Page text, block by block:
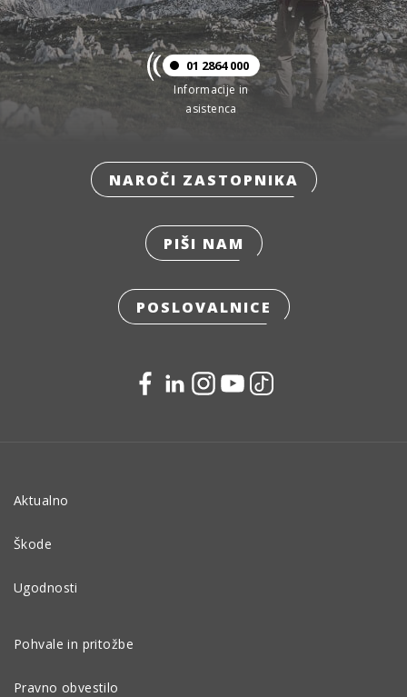
01 2864 000
Informacije in
asistenca
NAROČI ZASTOPNIKA
PIŠI NAM
POSLOVALNICE
Aktualno
Škode
Ugodnosti
Pohvale in pritožbe
Pravno obvestilo